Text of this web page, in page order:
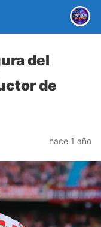
del
de
hace 1 año